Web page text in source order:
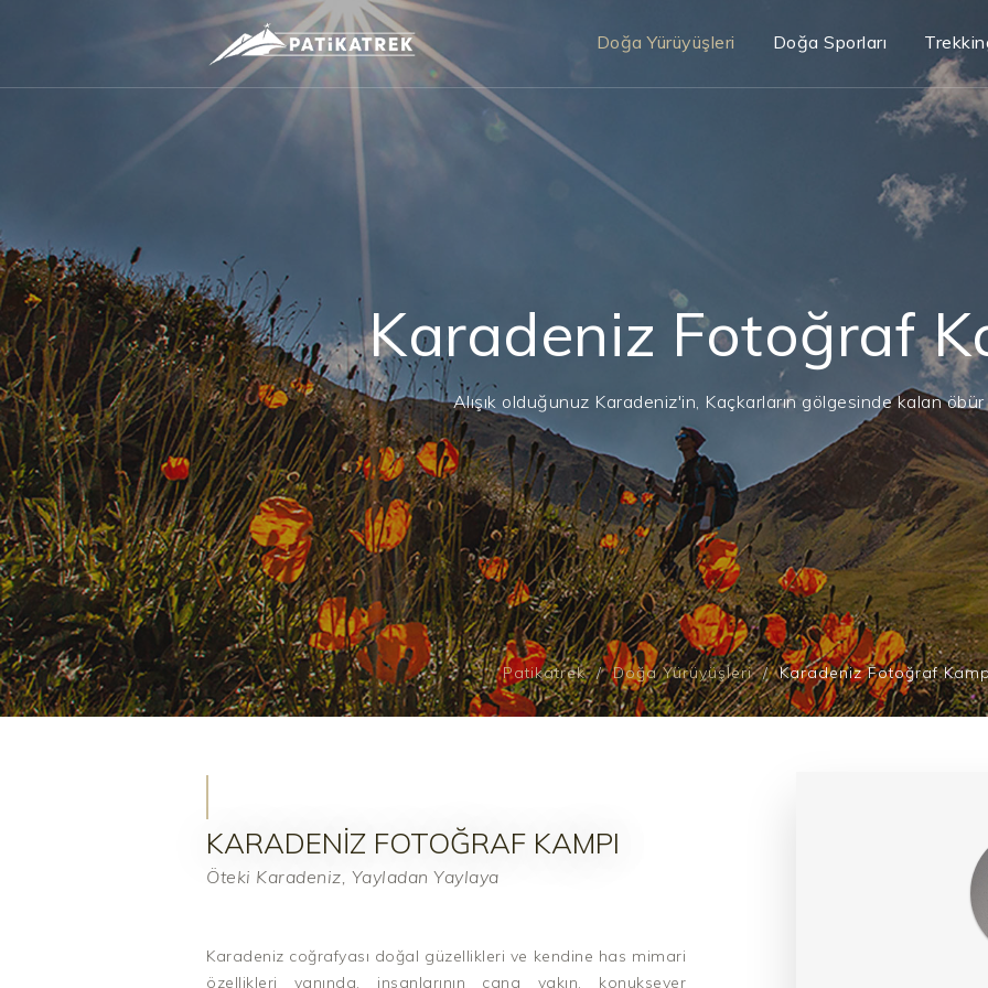
Doğa Yürüyüşleri Doğa Sporları
Karadeniz Fotoğraf
Alışık olduğunuz Karadeniz'in, Kaçkarların gölgesinde kalan
Patikatrek Doğa Yürüyüşleri Karadeniz Fotoğraf
KARADENIZ FOTOĞRAF KAMPI
Öteki Karadeniz, Yayladan Yaylaya
Karadeniz coğrafyası doğal güzellikleri ve kendine has mimari
özellikleri yanında, insanlarının cana yakın, konuksever